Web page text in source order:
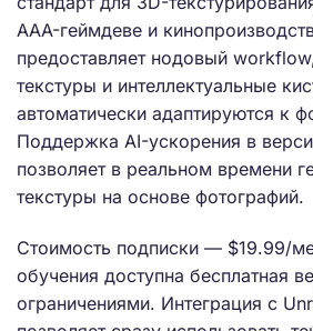
AAA-геймдеве и
предоставляет нодовый
текстуры и интеллектуальные
автоматически адаптируются к
Поддержка AI-ускорения в
позволяет в реальном времени
текстуры на основе фотографий.
Стоимость подписки — $19.99/
обучения доступна бесплатная
ограничениями. Интеграция с